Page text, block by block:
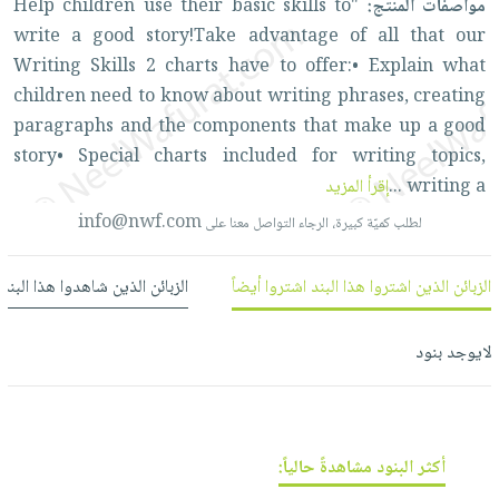
العناية
بالأسنان
الحمية
والتغذية
أدوات
المائدة
الأوعية
والتخزين
أدوات
المطبخ
الأكثر
مبيعاً
العودة
للمدارس
اكسسوارات
كتب
اكسسوارات
ملابس
بالذات
شحن
مجاني
بنود
مختارة
اشتراكات
كل
الاشتراكات
صندوق
iKitab
حدود
بحث
نيل
عن
الشركة
حسابك
الأمنيات
مواصفات المنتج: "Help
children usetheir basic skillsto
write a good story!Take advantage of allthat our
Writing Skills 2 chartshave to offer:• Explainwhat
childrenneedtoknowaboutwriting phrases, creating
paragraphs andthe componentsthat make up a good
story• Special charts included forwritingtopics,
writing a
...إقرأ المزيد
لطلب كميّة كبيرة، الرجاء التواصل معنا علىinfo@nwf.com
الزبائن الذين اشتروا هذا البند اشتروا أيضاً الزبائن الذين شاهدوا هذا
لايوجد بنود
أكثر البنود مشاهدةً حالياً: